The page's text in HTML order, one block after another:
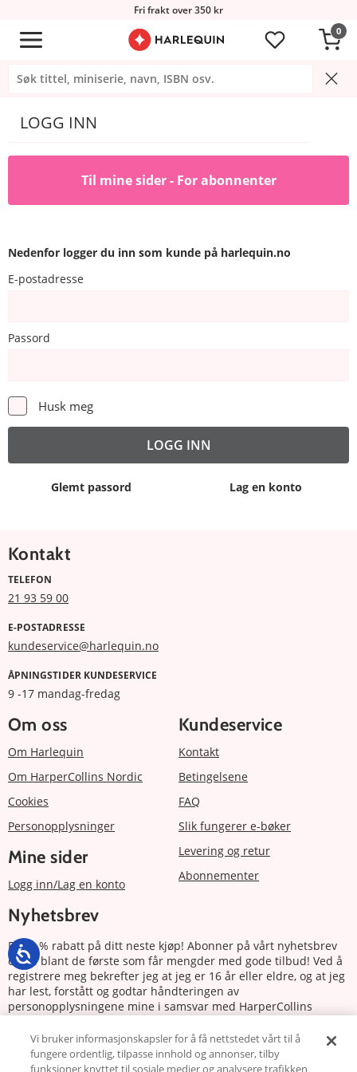
Fri frakt over 350 kr
0
LOGG INN
Til mine sider - For abonnenter
Nedenfor logger du inn som kunde på harlequin.no
E-postadresse
Passord
Husk meg
Glemt passord Lag en konto
Kontakt
TELEFON
21 93 59 00
E-POSTADRESSE
kundeservice@harlequin.no
ÅPNINGSTIDER KUNDESERVICE
9 -17 mandag-fredag
Om oss
Om Harlequin
Om HarperCollins Nordic
Cookies
Personopplysninger
Mine sider
Logg inn/Lag en konto
Kundeservice
Kontakt
Betingelsene
FAQ
Slik fungerer e-bøker
Levering og retur
Abonnementer
Nyhetsbrev
Få 20 % rabatt på ditt neste kjøp! Abonner på vårt nyhetsbrev
og bli blant de første som får mengder med gode tilbud! Ved å
registrere meg bekrefter jeg at jeg er 16 år eller eldre, og at jeg
har lest, forstått og godtar håndteringen av
personopplysningene mine i samsvar med HarperCollins
Abonnere
Vi bruker informasjonskapsler for å få nettstedet vårt til å
fungere ordentlig, tilpasse innhold og annonser, tilby
funksjoner knyttet til sosiale medier og analysere trafikken